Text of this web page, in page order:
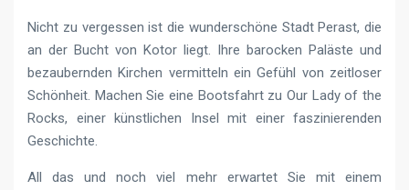
Nicht zu vergessen ist die wunderschöne Stadt Perast, die
an der Bucht von Kotor liegt. Ihre barocken Paläste und
bezaubernden Kirchen vermitteln ein Gefühl von zeitloser
Schönheit. Machen Sie eine Bootsfahrt zu Our Lady of the
Rocks, einer künstlichen Insel mit einer faszinierenden
Geschichte.
All das und noch viel mehr erwartet Sie mit einem